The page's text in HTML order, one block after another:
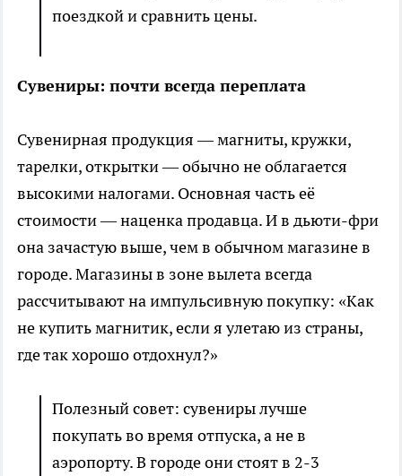
поездкой и сравнить цены.
Сувениры: почти всегда переплата
Сувенирная продукция — магниты, кружки,
тарелки, открытки — обычно не облагается
высокими налогами. Основная часть её
стоимости — наценка продавца. И в дьюти-фри
она зачастую выше, чем в обычном магазине в
городе. Магазины в зоне вылета всегда
рассчитывают на импульсивную покупку: «Как
не купить магнитик, если я улетаю из страны,
где так хорошо отдохнул?»
Полезный совет: сувениры лучше
покупать во время отпуска, а не в
аэропорту. В городе они стоят в 2-3